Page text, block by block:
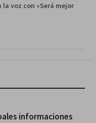
voz con «Será mejor
informaciones